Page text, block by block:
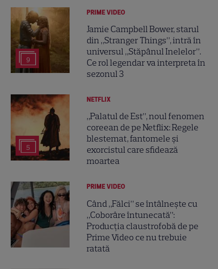
9
PRIME VIDEO
Jamie Campbell Bower, starul
din „Stranger Things”, intră în
universul „Stăpânul Inelelor”.
Ce rol legendar va interpreta în
sezonul 3
5
NETFLIX
„Palatul de Est”, noul fenomen
coreean de pe Netflix: Regele
blestemat, fantomele și
exorcistul care sfidează
moartea
PRIME VIDEO
Când „Fălci” se întâlnește cu
„Coborâre întunecată”:
Producția claustrofobă de pe
Prime Video ce nu trebuie
ratată